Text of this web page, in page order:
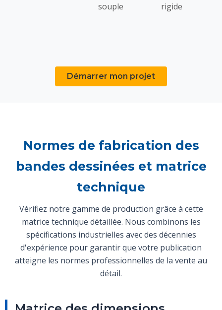
souple
rigide
Démarrer mon projet
Normes de fabrication des
bandes dessinées et matrice
technique
Vérifiez notre gamme de production grâce à cette
matrice technique détaillée. Nous combinons les
spécifications industrielles avec des décennies
d'expérience pour garantir que votre publication
atteigne les normes professionnelles de la vente au
détail.